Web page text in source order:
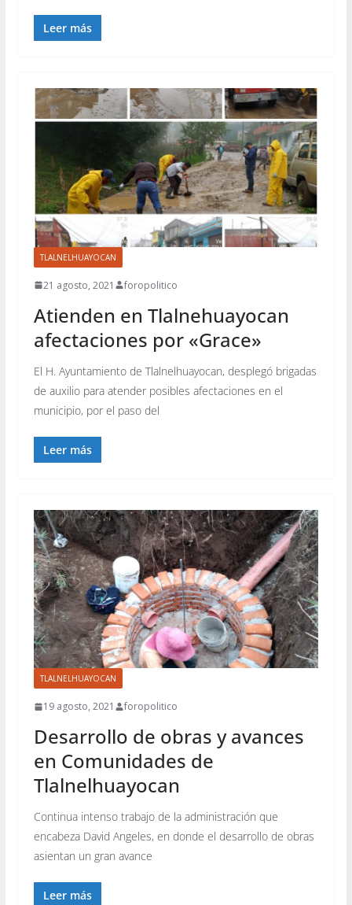
Leer más
TLALNELHUAYOCAN
21 agosto, 2021 foropolitico
Atienden en Tlalnehuayocan
afectaciones por «Grace»
El H. Ayuntamiento de Tlalnelhuayocan, desplegó brigadas
de auxilio para atender posibles afectaciones en el
municipio, por el paso del
Leer más
TLALNELHUAYOCAN
19 agosto, 2021 foropolitico
Desarrollo de obras y avances
en Comunidades de
Tlalnelhuayocan
Continua intenso trabajo de la administración que
encabeza David Angeles, en donde el desarrollo de obras
asientan un gran avance
Leer más